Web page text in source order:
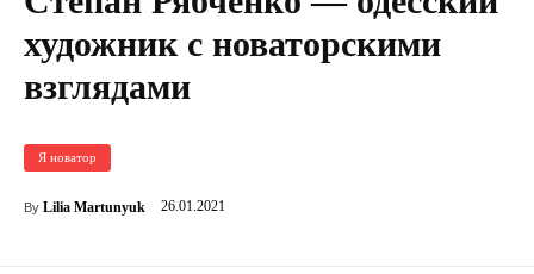
художник с новаторскими
взглядами
Я новатор
By Lilia Martunyuk 26.01.2021